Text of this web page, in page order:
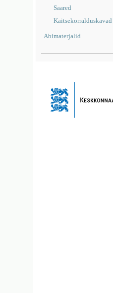
Saared
Kaitsekorralduskavad
Abimaterjalid